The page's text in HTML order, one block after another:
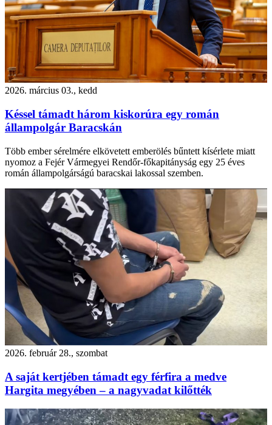
2026. március 03., kedd
Késsel támadt három kiskorúra egy román
állampolgár Baracskán
Több ember sérelmére elkövetett emberölés bűntett kísérlete miatt
nyomoz a Fejér Vármegyei Rendőr-főkapitányság egy 25 éves
román állampolgárságú baracskai lakossal szemben.
2026. február 28., szombat
A saját kertjében támadt egy férfira a medve
Hargita megyében – a nagyvadat kilőtték